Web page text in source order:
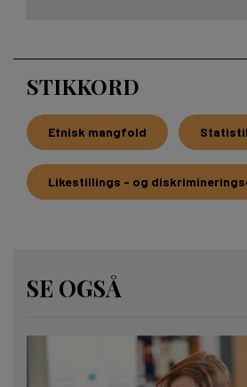
STIKKORD
Etnisk mangfold
Likestillings - og
SE OGSÅ